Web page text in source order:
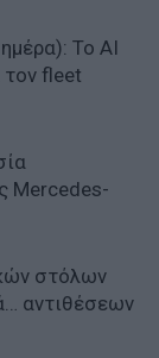
Το ΑΙ
τον fleet
Mercedes-
στόλων
αντιθέσεων